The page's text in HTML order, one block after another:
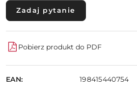
Zadaj pytanie
Pobierz produkt do PDF
EAN: 198415440754